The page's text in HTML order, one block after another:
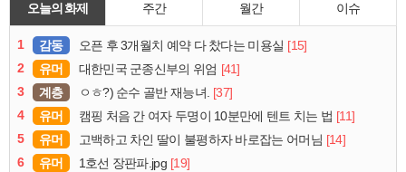
오늘의 화제 주간 월간 이슈
1 감동 오픈 후 3개월치 예약 다 찼다는 미용실 [15]
2
유머 대한민국 군종신부의 위엄 [41]
3
계층 ㅇㅎ?) 순수 골반 재능녀. [37]
4
유머 캠핑 처음 간 여자 두명이 10분만에 텐트 치는 법 [11]
5
유머 고백하고 차인 딸이 불평하자 바로잡는 어머님 [14]
6
유머 1호선 장판파.jpg [19]